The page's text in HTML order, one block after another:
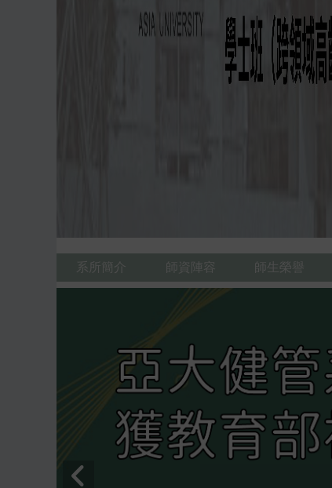
系所簡介 師資陣容 師生榮譽